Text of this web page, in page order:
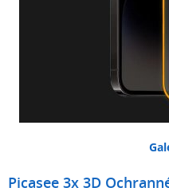
Picasee 3x 3D